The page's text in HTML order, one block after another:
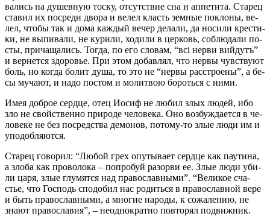
ва­лись на ду­шев­ную тос­ку, от­сут­ствие сна и ап­пе­ти­та. Ста­рец
ста­вил их по­сре­ди дво­ра и ве­лел класть зем­ные по­кло­ны, ве­
лел, чтобы так и до­ма каж­дый ве­чер де­ла­ли, да но­си­ли кре­сти­
ки, не вы­пи­ва­ли, не ку­ри­ли, хо­ди­ли в цер­ковь, со­блю­да­ли по­
сты, при­ча­ща­лись. То­гда, по его сло­вам, “всі нер­ви вий­дутъ”
и вер­нет­ся здо­ро­вье. При этом до­бав­лял, что нер­вы чув­ству­ют
боль, но ко­гда бо­лит ду­ша, то это не “нер­вы рас­стро­е­ны”, а бе­
сы му­ча­ют, и на­до по­стом и мо­лит­вою бо­роть­ся с ни­ми.
Имея доб­рое серд­це, отец Иосиф не лю­бил злых лю­дей, ибо
зло не свой­ствен­но при­ро­де че­ло­ве­ка. Оно воз­буж­да­ет­ся в че­
ло­ве­ке не без по­сред­ства де­мо­нов, по­то­му-то злые лю­ди им и
упо­доб­ля­ют­ся.
Ста­рец го­во­рил: “Лю­бой грех опу­ты­ва­ет серд­це как па­у­ти­на,
а зло­ба как про­во­ло­ка – по­про­буй разо­рви ее. Злые лю­ди уби­
ли ца­ря, злые глу­мят­ся над пра­во­слав­ны­ми”. “Ве­ли­кое сча­
стье, что Гос­подь спо­до­бил нас ро­дить­ся в пра­во­слав­ной ве­ре
и быть пра­во­слав­ны­ми, а мно­гие на­ро­ды, к со­жа­ле­нию, не
зна­ют пра­во­сла­вия”, – неод­но­крат­но по­вто­рял по­движ­ник.